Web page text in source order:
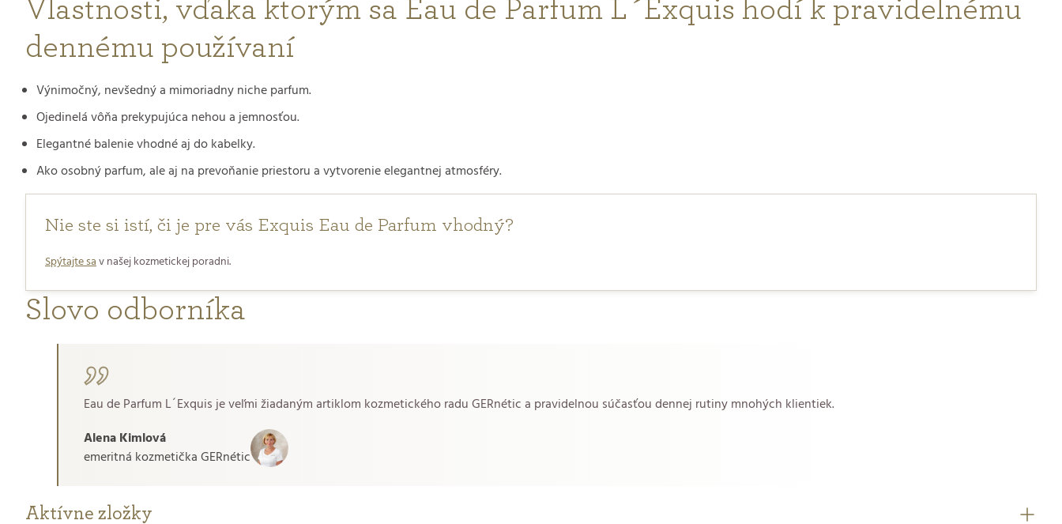
Vlastnosti, vďaka ktorým sa Eau de Parfum L´Exquis hodí k pravidelnému
dennému používaní
Výnimočný, nevšedný a mimoriadny niche parfum.
Ojedinelá vôňa prekypujúca nehou a jemnosťou.
Elegantné balenie vhodné aj do kabelky.
Ako osobný parfum, ale aj na prevoňanie priestoru a vytvorenie elegantnej atmosféry.
Nie ste si istí, či je pre vás Exquis Eau de Parfum vhodný?
Spýtajte sav našej kozmetickej poradni.
Slovo odborníka
Eau de Parfum L´Exquis je veľmi žiadaným artiklom kozmetického radu GERnétic a pravidelnou súčasťou dennej rutiny mnohých klientiek.
Alena Kimlová
emeritná kozmetička GERnétic
Aktívne zložky